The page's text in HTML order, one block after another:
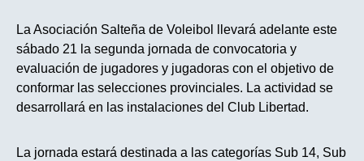
La Asociación Salteña de Voleibol llevará adelante este
sábado 21 la segunda jornada de convocatoria y
evaluación de jugadores y jugadoras con el objetivo de
conformar las selecciones provinciales. La actividad se
desarrollará en las instalaciones del Club Libertad.
La jornada estará destinada a las categorías Sub 14, Sub